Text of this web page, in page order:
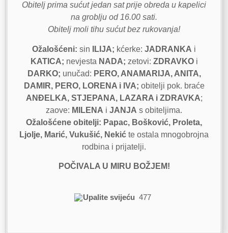
Obitelj prima sućut jedan sat prije obreda u kapelici
na groblju od 16.00 sati.
Obitelj moli tihu sućut bez rukovanja!
Ožalošćeni: sin ILIJA; kćerke: JADRANKA i
KATICA; nevjesta NADA; zetovi: ZDRAVKOi
DARKO; unučad: PERO, ANAMARIJA, ANITA,
DAMIR, PERO, LORENA i IVA; obitelji pok. braće
ANĐELKA, STJEPANA, LAZARA i ZDRAVKA;
zaove: MILENA i JANJA s obiteljima.
Ožalošćene obitelji: Papac, Bošković, Proleta,
Ljolje, Marić, Vukušić, Nekić te ostala mnogobrojna
rodbina i prijatelji.
POČIVALA U MIRU BOŽJEM!
Upalite svijeću 477